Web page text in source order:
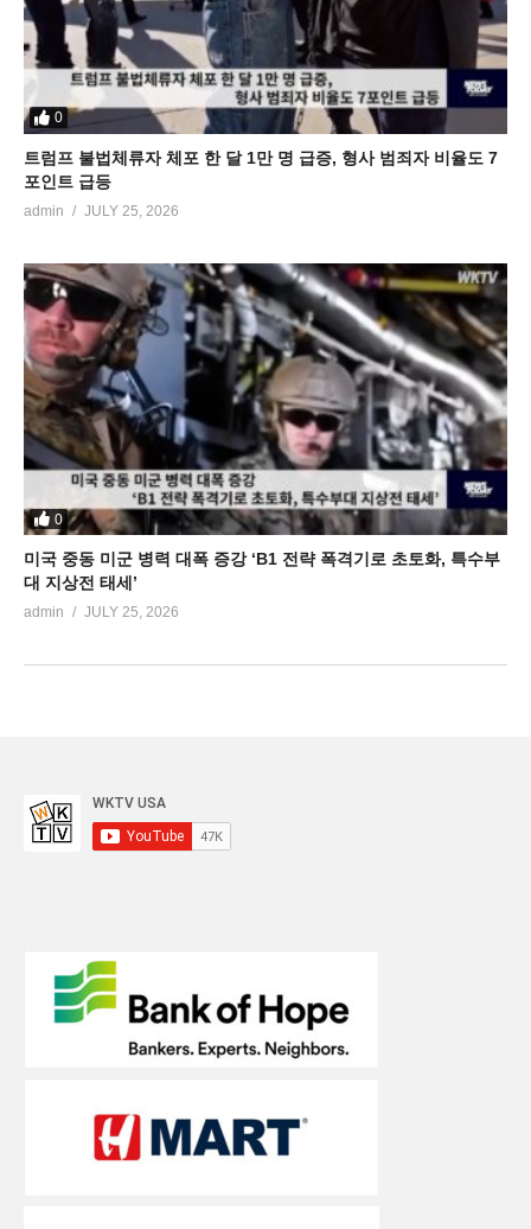
0
트럼프 불법체류자 체포 한 달 1만 명 급증, 형사 범죄자 비율도 7
포인트 급등
admin JULY 25, 2026
0
미국 중동 미군 병력 대폭 증강 ‘B1 전략 폭격기로 초토화, 특수부
대 지상전 태세’
admin JULY 25, 2026